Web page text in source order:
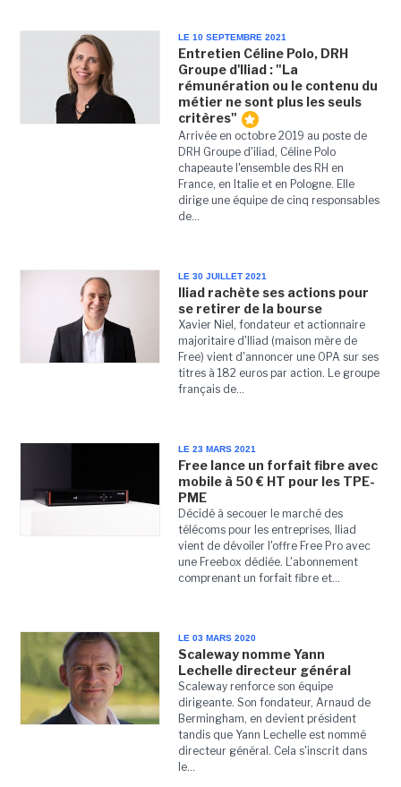
LE 10 SEPTEMBRE 2021
Entretien Céline Polo, DRH
Groupe d'Iliad : "La
rémunération ou le contenu du
métier ne sont plus les seuls
critères"
Arrivée en octobre 2019 au poste de
DRH Groupe d'iliad, Céline Polo
chapeaute l'ensemble des RH en
France, en Italie et en Pologne. Elle
dirige une équipe de cinq responsables
de...
LE 30 JUILLET 2021
Iliad rachète ses actions pour
se retirer de la bourse
Xavier Niel, fondateur et actionnaire
majoritaire d'Iliad (maison mère de
Free) vient d'annoncer une OPA sur ses
titres à 182 euros par action. Le groupe
français de...
LE 23 MARS 2021
Free lance un forfait fibre avec
mobile à 50 € HT pour les TPE-
PME
Décidé à secouer le marché des
télécoms pour les entreprises, Iliad
vient de dévoiler l'offre Free Pro avec
une Freebox dédiée. L'abonnement
comprenant un forfait fibre et...
LE 03 MARS 2020
Scaleway nomme Yann
Lechelle directeur général
Scaleway renforce son équipe
dirigeante. Son fondateur, Arnaud de
Bermingham, en devient président
tandis que Yann Lechelle est nommé
directeur général. Cela s'inscrit dans
le...